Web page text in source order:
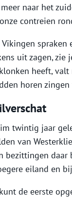
naar het
contreien
Vikingen spraken
uit zagen, zie
heeft, valt
horen
twintig jaar
van
bezittingen daar
eiland en
de eerste